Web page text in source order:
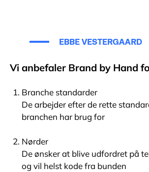
EBBE VESTERGAARD
Vi anbefaler Brand by Hand
Branche standarder
De arbejder efter de rette
branchen har brug for
Nørder
De ønsker at blive udfordret på
og vil helst kode fra bunden